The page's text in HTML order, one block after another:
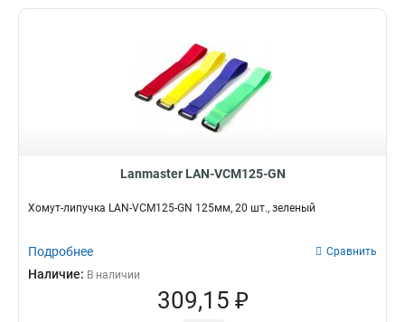
Lanmaster LAN-VCM125-GN
Хомут-липучка LAN-VCM125-GN 125мм, 20 шт., зеленый
Подробнее Сравнить
Наличие: В наличии
309,15 ₽